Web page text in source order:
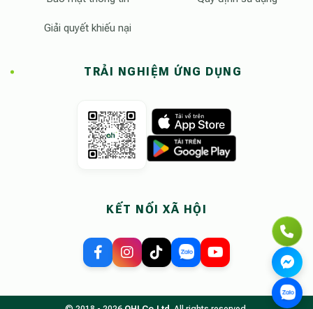
Giải quyết khiếu nại
TRẢI NGHIỆM ỨNG DỤNG
KẾT NỐI XÃ HỘI